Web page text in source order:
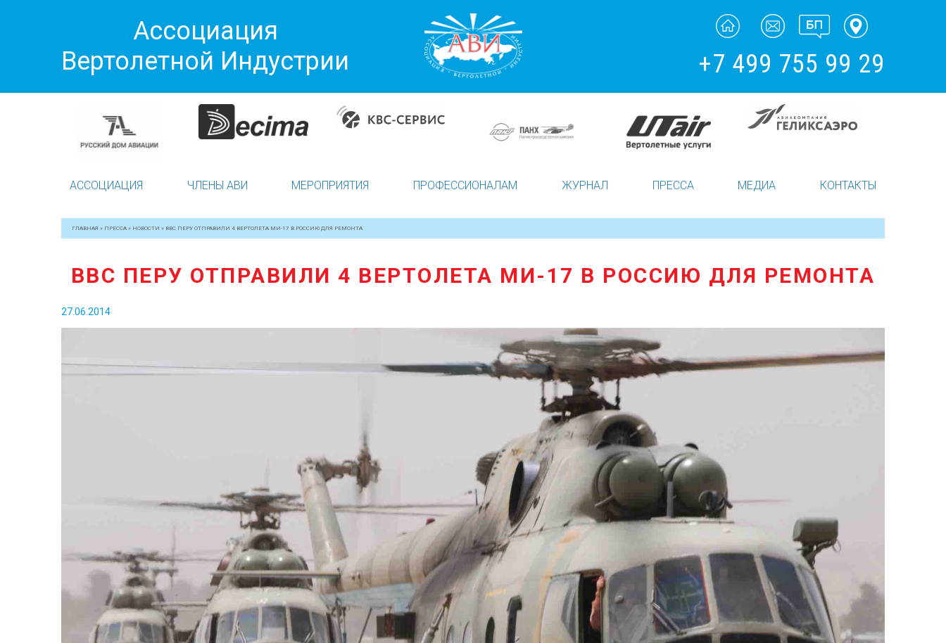
Ассоциация
Вертолетной Индустрии
+7 499 755 99 29
АССОЦИАЦИЯ ЧЛЕНЫ АВИ МЕРОПРИЯТИЯ ПРОФЕССИОНАЛАМ ЖУРНАЛ ПРЕССА МЕДИА КОНТАКТЫ
ГЛАВНАЯ » ПРЕССА » НОВОСТИ » ВВС ПЕРУ ОТПРАВИЛИ 4 ВЕРТОЛЕТА МИ-17 В РОССИЮ ДЛЯ РЕМОНТА
ВВС ПЕРУ ОТПРАВИЛИ 4 ВЕРТОЛЕТА МИ-17 В РОССИЮ ДЛЯ РЕМОНТА
27.06.2014